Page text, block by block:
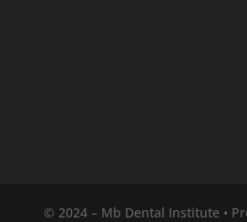
© 2024 – Mb Dental Institute •